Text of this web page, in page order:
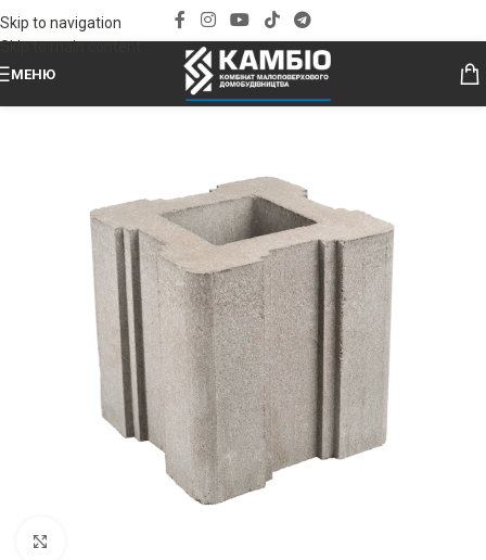
Skip to navigation
Skip to main content
МЕНЮ